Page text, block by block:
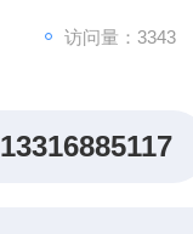
访问量：3343
13316885117